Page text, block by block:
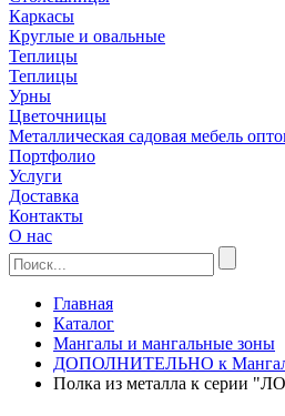
Каркасы
Круглые и овальные
Теплицы
Теплицы
Урны
Цветочницы
Металлическая садовая мебель
Портфолио
Услуги
Доставка
Контакты
О нас
Главная
Каталог
Мангалы и мангальные зоны
ДОПОЛНИТЕЛЬНО к
Полка из металла к серии